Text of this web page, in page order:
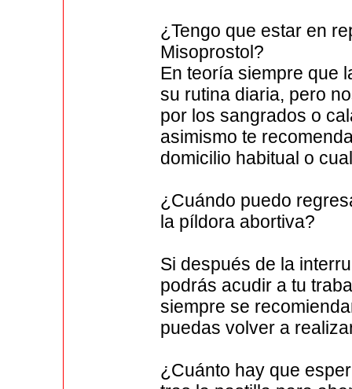
¿Tengo que estar en
Misoprostol?
En teoría siempre que
su rutina diaria, pero
por los sangrados o
asimismo te
domicilio habitual o
¿Cuándo puedo
la píldora abortiva?
Si después de la
podrás acudir a tu
siempre se
puedas volver a
¿Cuánto hay que